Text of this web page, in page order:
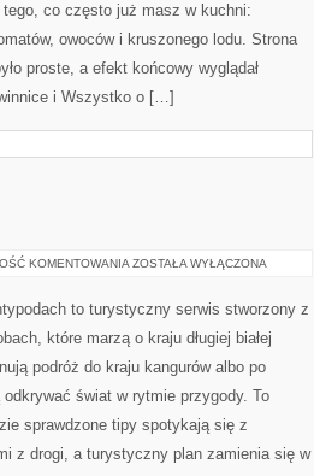
co często już masz w kuchni:
owoców i kruszonego lodu. Strona
proste, a efekt końcowy wyglądał
i Wszystko o […]
KOMENTOWANIA MIASTA
ZOSTAŁA WYŁĄCZONA
to turystyczny serwis stworzony z
które marzą o kraju długiej białej
podróż do kraju kangurów albo po
świat w rytmie przygody. To
sprawdzone tipy spotykają się z
z drogi, a turystyczny plan zamienia się w